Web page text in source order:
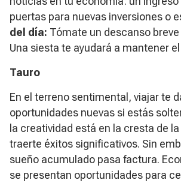
puertas para nuevas inversiones o
del día: Tómate un descanso
Una siesta te ayudará a mantener
Tauro
En el terreno sentimental, viajar te
oportunidades nuevas si estás
la creatividad está en la cresta de la
traerte éxitos significativos. Sin
sueño acumulado pasa factura.
se presentan oportunidades para